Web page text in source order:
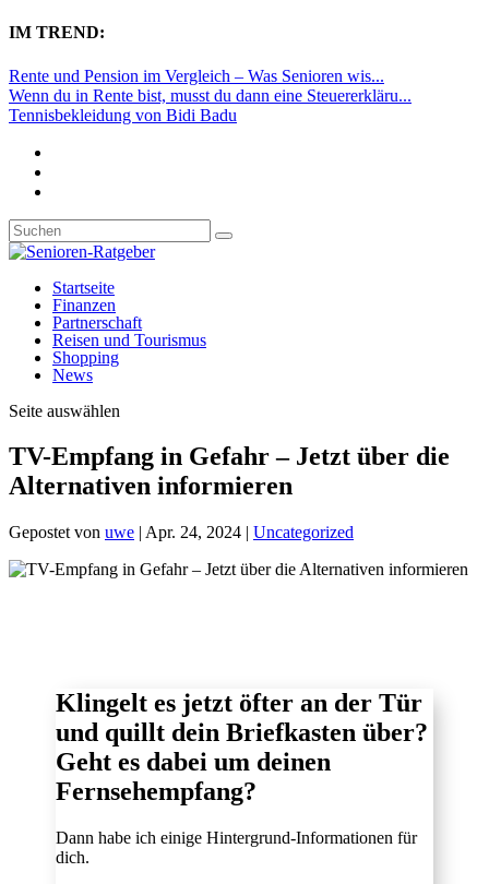
IM TREND:
Rente und Pension im Vergleich – Was Senioren wis...
Wenn du in Rente bist, musst du dann eine Steuererkläru...
Tennisbekleidung von Bidi Badu
Startseite
Finanzen
Partnerschaft
Reisen und Tourismus
Shopping
News
Seite auswählen
TV-Empfang in Gefahr – Jetzt über die
Alternativen informieren
Gepostet von uwe | Apr. 24, 2024 | Uncategorized
Klingelt es jetzt öfter an der Tür
und quillt dein Briefkasten über?
Geht es dabei um deinen
Fernsehempfang?
Dann habe ich einige Hintergrund-Informationen für
dich.